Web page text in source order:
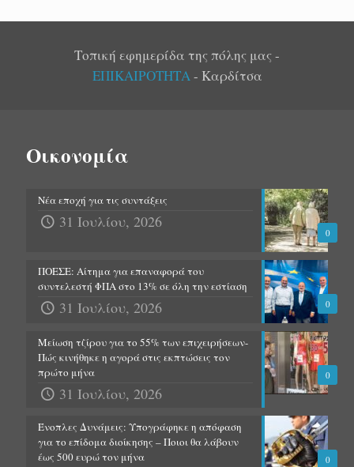
Τοπική εφημερίδα της πόλης μας -
ΕΠΙΚΑΙΡΟΤΗΤΑ- Καρδίτσα
Οικονομία
0
Νέα εποχή για τις συντάξεις
31 Ιουλίου, 2026
0
ΠΟΕΣΕ: Αίτημα για επαναφορά του
συντελεστή ΦΠΑ στο 13% σε όλη την εστίαση
31 Ιουλίου, 2026
0
Μείωση τζίρου για το 55% των επιχειρήσεων-
Πώς κινήθηκε η αγορά στις εκπτώσεις τον
πρώτο μήνα
31 Ιουλίου, 2026
0
Ένοπλες Δυνάμεις: Υπογράφηκε η απόφαση
για το επίδομα διοίκησης – Ποιοι θα λάβουν
έως 500 ευρώ τον μήνα